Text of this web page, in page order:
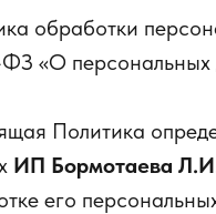
обработки
«О персональных
Политика
ИП Бормотаева
его